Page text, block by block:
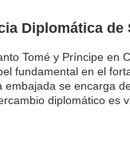
Diplomática
Tomé y Príncipe en
fundamental en el
embajada se encarga
diplomático es